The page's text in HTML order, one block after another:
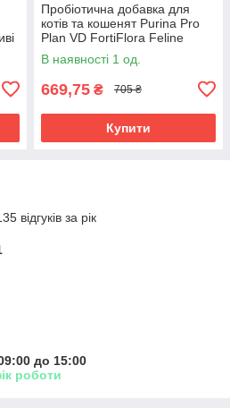
Пробіотична добавка для
котів та кошенят Purina Pro
Plan VD FortiFlora Feline
ФортіФлора 30шт живі
пробіотики для лікування
В наявності 1 од.
669,75 ₴ 705 ₴
Купити
відгуків за рік
до 15:00
роботи